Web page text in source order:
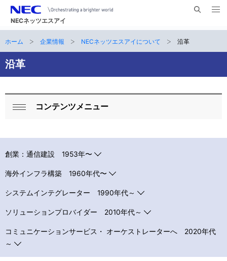
NECネッツエスアイ
内
メ
ナ
ビ
ゲ
ー
ン
サ
イ
現
在
位
置
ホーム 企業情報 NECネッツエスアイについて 沿革
沿革
ロ
カ
ル
ー
コンテンツメニュー
創業：通信建設 1953年〜
海外インフラ構築 1960年代〜
システムインテグレーター 1990年代～
ソリューションプロバイダー 2010年代～
コミュニケーションサービス・ オーケストレーターへ 2020年代
～